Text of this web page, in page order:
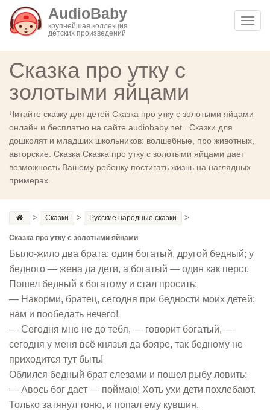
AudioBaby
крупнейшая коллекция
детских произведений
Сказка про утку с
золотыми яйцами
Читайте сказку для детей Сказка про утку с золотыми яйцами
онлайн и бесплатно на сайте audiobaby.net . Сказки для
дошколят и младших школьников: волшебные, про животных,
авторские. Сказка Сказка про утку с золотыми яйцами дает
возможность Вашему ребенку постигать жизнь на наглядных
примерах.
> Сказки > Русские народные сказки >
Сказка про утку с золотыми яйцами
Было-жило два брата: один богатый, другой бедный; у
бедного — жена да дети, а богатый — один как перст.
Пошел бедный к богатому и стал просить:
— Накорми, братец, сегодня при бедности моих детей;
нам и пообедать нечего!
— Сегодня мне не до тебя, — говорит богатый, —
сегодня у меня всё князья да бояре, так бедному не
приходится тут быть!
Облился бедный брат слезами и пошел рыбу ловить:
— Авось бог даст — поймаю! Хоть ухи дети похлебают.
Только затянул тоню, и попал ему кувшин.